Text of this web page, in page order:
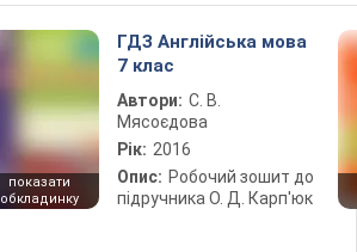
показати
обкладинку
ГДЗ Англійська мова
7 клас
Автори: С. В.
Мясоєдова
Рік: 2016
Опис: Робочий зошит до
підручника О. Д. Карп'юк